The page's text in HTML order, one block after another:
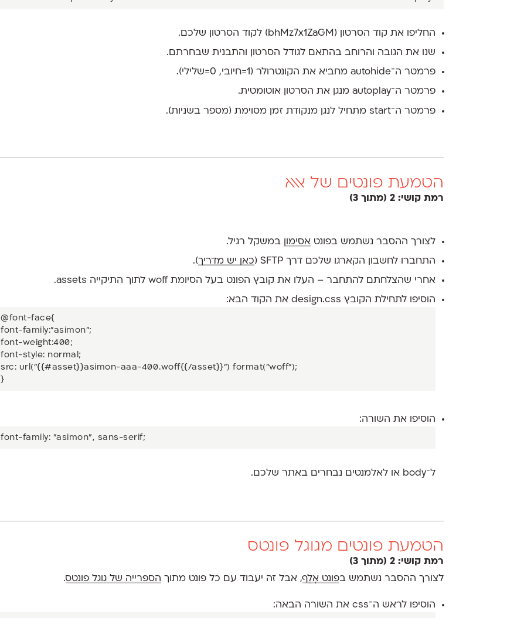
החליפו את קוד הסרטון (bhMz7x1ZaGM) לקוד הסרטון שלכם.
שנו את הגובה והרוחב בהתאם לגודל הסרטון והתבנית שבחרתם.
פרמטר ה־autohide מחביא את הקונטרולר (1=חיובי, 0=שלילי).
פרמטר ה־autoplay מנגן את הסרטון אוטומטית.
פרמטר ה־start מתחיל לנגן מנקודת זמן מסוימת (מספר בשניות).
הטמעת פונטים של אאא
רמת קושי: 2 (מתוך 3)
לצורך ההסבר נשתמש בפונטאסימון במשקל רגיל.
התחברו לחשבון הקארגו שלכם דרך SFTP ( כאן יש מדריך).
אחרי שהצלחתם להתחבר – העלו את קובץ הפונט בעל הסיומת woff לתוך התיקייה assets.
הוסיפו לתחילת הקובץ design.css את הקוד הבא:
@font-face{
font-family:"asimon";
font-weight:400;
font-style: normal;
src: url("{{#asset}}asimon-aaa-400.woff{{/asset}}") format("woff");
}
הוסיפו את השורה:
font-family: "asimon", sans-serif;
ל־body או לאלמנטים נבחרים באתר שלכם.
הטמעת פונטים מגוגל פונטס
רמת קושי: 2 (מתוך 3)
לצורך ההסבר נשתמש בפונט אָלֶף, אבל זה יעבוד עם כל פונט מתוך הספרייה של גוגל פונטס.
הוסיפו לראש ה־css את השורה הבאה: